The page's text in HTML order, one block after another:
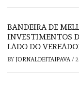
BANDEIRA DE
INVESTIMENTOS
LADO DO
BY JORNALDEITAIPAVA /